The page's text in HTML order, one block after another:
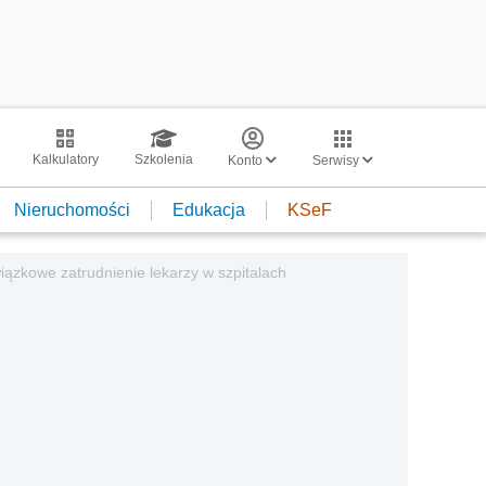
Kalkulatory Szkolenia Konto Serwisy
Nieruchomości Edukacja KSeF
zatrudnienie lekarzy w szpitalach